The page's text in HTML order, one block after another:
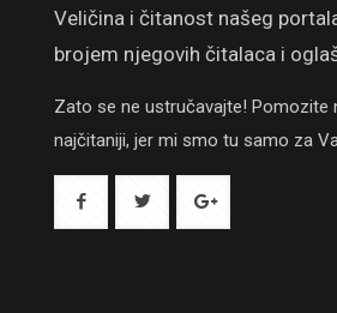
Veličina i čitanost našeg
brojem njegovih čitalaca i
Zato se ne ustručavajte! Pomozite
najčitaniji, jer mi smo tu samo za